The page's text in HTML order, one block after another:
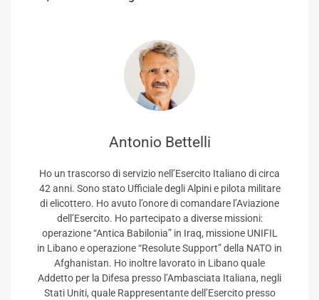
Antonio Bettelli
Ho un trascorso di servizio nell’Esercito Italiano di circa
42 anni. Sono stato Ufficiale degli Alpini e pilota militare
di elicottero. Ho avuto l’onore di comandare l’Aviazione
dell’Esercito. Ho partecipato a diverse missioni:
operazione “Antica Babilonia” in Iraq, missione UNIFIL
in Libano e operazione “Resolute Support” della NATO in
Afghanistan. Ho inoltre lavorato in Libano quale
Addetto per la Difesa presso l’Ambasciata Italiana, negli
Stati Uniti, quale Rappresentante dell’Esercito presso